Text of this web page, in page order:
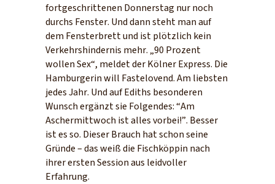
fortgeschrittenen Donnerstag nur noch
durchs Fenster. Und dann steht man auf
dem Fensterbrett und ist plötzlich kein
Verkehrshindernis mehr. „90 Prozent
wollen Sex“, meldet der Kölner Express. Die
Hamburgerin will Fastelovend. Am liebsten
jedes Jahr. Und auf Ediths besonderen
Wunsch ergänzt sie Folgendes: “Am
Aschermittwoch ist alles vorbei!”. Besser
ist es so. Dieser Brauch hat schon seine
Gründe – das weiß die Fischköppin nach
ihrer ersten Session aus leidvoller
Erfahrung.